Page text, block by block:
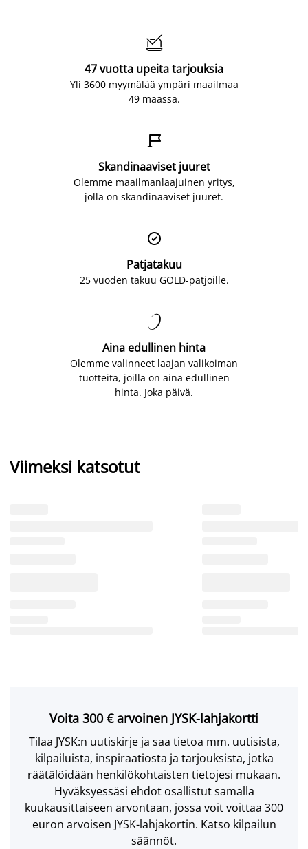

47 vuotta upeita tarjouksia
Yli 3600 myymälää ympäri maailmaa
49 maassa.

Skandinaaviset juuret
Olemme maailmanlaajuinen yritys,
jolla on skandinaaviset juuret.

Patjatakuu
25 vuoden takuu GOLD-patjoille.

Aina edullinen hinta
Olemme valinneet laajan valikoiman
tuotteita, joilla on aina edullinen
hinta. Joka päivä.
Viimeksi katsotut
Voita 300 € arvoinen JYSK-lahjakortti
Tilaa JYSK:n uutiskirje ja saa tietoa mm. uutisista,
kilpailuista, inspiraatiosta ja tarjouksista, jotka
räätälöidään henkilökohtaisten tietojesi mukaan.
Hyväksyessäsi ehdot osallistut samalla
kuukausittaiseen arvontaan, jossa voit voittaa 300
euron arvoisen JYSK-lahjakortin. Katso kilpailun
säännöt.